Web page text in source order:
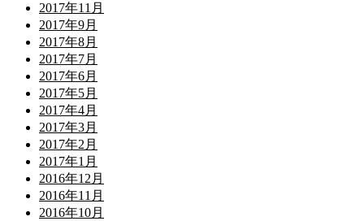
2017年11月
2017年9月
2017年8月
2017年7月
2017年6月
2017年5月
2017年4月
2017年3月
2017年2月
2017年1月
2016年12月
2016年11月
2016年10月